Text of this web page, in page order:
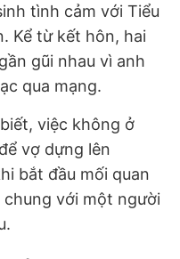
tình cảm với Tiểu
Kể từ kết hôn, hai
gũi nhau vì anh
qua mạng.
việc không ở
vợ dựng lên
bắt đầu mối quan
với một người